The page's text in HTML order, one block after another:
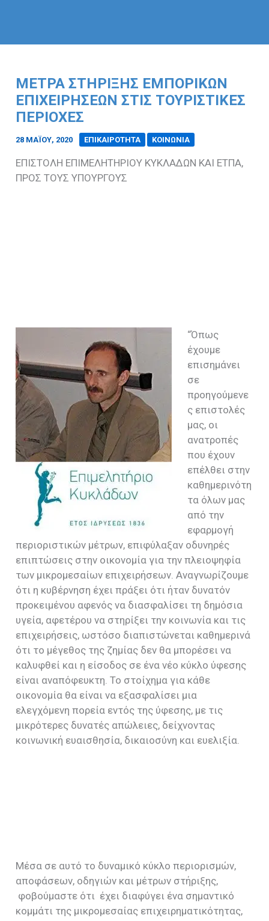
ΜΕΤΡΑ ΣΤΗΡΙΞΗΣ ΕΜΠΟΡΙΚΩΝ
ΕΠΙΧΕΙΡΗΣΕΩΝ ΣΤΙΣ ΤΟΥΡΙΣΤΙΚΕΣ
ΠΕΡΙΟΧΕΣ
28 ΜΑΪ́ΟΥ, 2020 ΕΠΙΚΑΙΡΟΤΗΤΑ ΚΟΙΝΩΝΙΑ
ΕΠΙΣΤΟΛΗ ΕΠΙΜΕΛΗΤΗΡΙΟΥ ΚΥΚΛΑΔΩΝ ΚΑΙ ΕΤΠΑ,
ΠΡΟΣ ΤΟΥΣ ΥΠΟΥΡΓΟΥΣ
“Όπως
έχουμε
επισημάνει
σε
προηγούμενε
ς επιστολές
μας, οι
ανατροπές
που έχουν
επέλθει στην
καθημερινότη
τα όλων μας
από την
εφαρμογή
περιοριστικών μέτρων, επιφύλαξαν οδυνηρές
επιπτώσεις στην οικονομία για την πλειοψηφία
των μικρομεσαίων επιχειρήσεων. Αναγνωρίζουμε
ότι η κυβέρνηση έχει πράξει ότι ήταν δυνατόν
προκειμένου αφενός να διασφαλίσει τη δημόσια
υγεία, αφετέρου να στηρίξει την κοινωνία και τις
επιχειρήσεις, ωστόσο διαπιστώνεται καθημερινά
ότι το μέγεθος της ζημίας δεν θα μπορέσει να
καλυφθεί και η είσοδος σε ένα νέο κύκλο ύφεσης
είναι αναπόφευκτη. Το στοίχημα για κάθε
οικονομία θα είναι να εξασφαλίσει μια
ελεγχόμενη πορεία εντός της ύφεσης, με τις
μικρότερες δυνατές απώλειες, δείχνοντας
κοινωνική ευαισθησία, δικαιοσύνη και ευελιξία.
Μέσα σε αυτό το δυναμικό κύκλο περιορισμών,
αποφάσεων, οδηγιών και μέτρων στήριξης,
φοβούμαστε ότι έχει διαφύγει ένα σημαντικό
κομμάτι της μικρομεσαίας επιχειρηματικότητας,